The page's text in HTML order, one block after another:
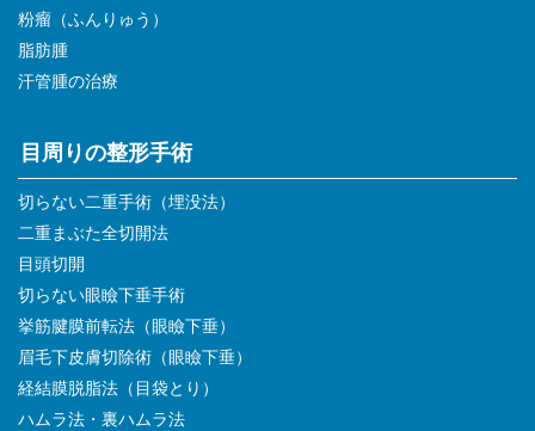
粉瘤（ふんりゅう）
脂肪腫
汗管腫の治療
目周りの整形手術
切らない二重手術（埋没法）
二重まぶた全切開法
目頭切開
切らない眼瞼下垂手術
挙筋腱膜前転法（眼瞼下垂）
眉毛下皮膚切除術（眼瞼下垂）
経結膜脱脂法（目袋とり）
ハムラ法・裏ハムラ法